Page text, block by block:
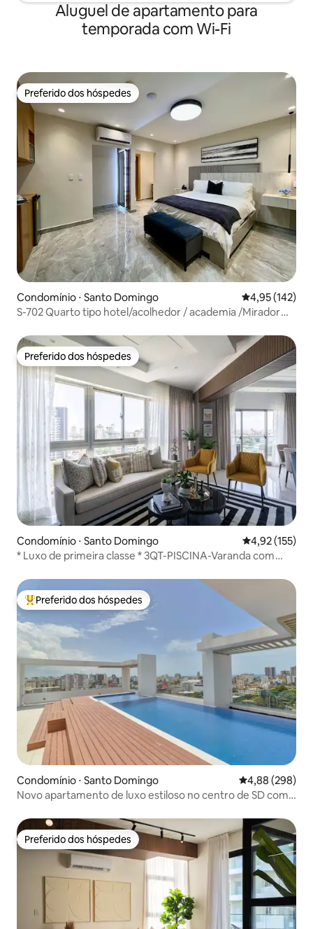
Aluguel de apartamento para
temporada com Wi-Fi
Preferido dos hóspedes
Preferido dos hóspedes
Condomínio ⋅ Santo Domingo 4,95 de uma
4,95 (142)
S-702 Quarto tipo hotel/acolhedor / academia /Mirador
Preferido dos hóspedes
Preferido dos hóspedes
Condomínio ⋅ Santo Domingo 4,92 de uma
4,92 (155)
* Luxo de primeira classe * 3QT-PISCINA-Varanda com
Entre os melhores preferidos dos hóspedes
Preferido dos hóspedes
Condomínio ⋅ Santo Domingo 4,88 de uma
4,88 (298)
Novo apartamento de luxo estiloso no centro de SD com
Preferido dos hóspedes
Preferido dos hóspedes